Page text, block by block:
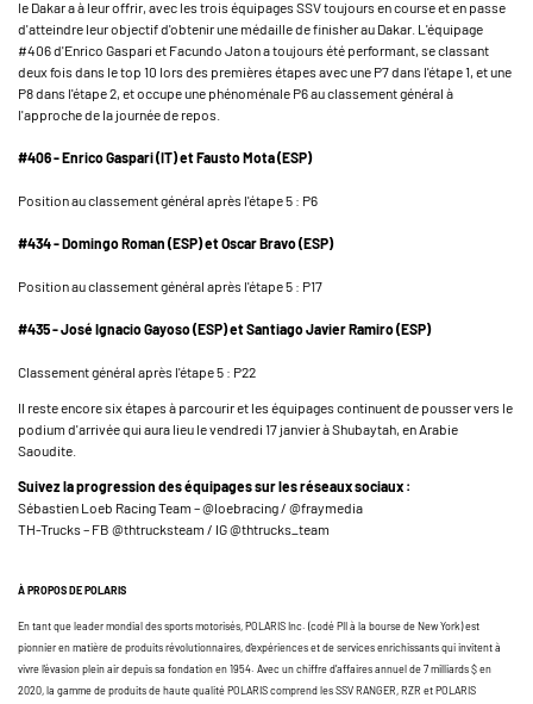
le Dakar a à leur offrir, avec les trois équipages SSV toujours en course et en passe
d'atteindre leur objectif d'obtenir une médaille de finisher au Dakar. L'équipage
#406 d'Enrico Gaspari et Facundo Jaton a toujours été performant, se classant
deux fois dans le top 10 lors des premières étapes avec une P7 dans l'étape 1, et une
P8 dans l'étape 2, et occupe une phénoménale P6 au classement général à
l'approche de la journée de repos.
#406 - Enrico Gaspari (IT) et Fausto Mota (ESP)
Position au classement général après l'étape 5 : P6
#434 - Domingo Roman (ESP) et Oscar Bravo (ESP)
Position au classement général après l'étape 5 : P17
#435 - José Ignacio Gayoso (ESP) et Santiago Javier Ramiro (ESP)
Classement général après l'étape 5 : P22
Il reste encore six étapes à parcourir et les équipages continuent de pousser vers le
podium d'arrivée qui aura lieu le vendredi 17 janvier à Shubaytah, en Arabie
Saoudite.
Suivez la progression des équipages sur les réseaux sociaux :
Sébastien Loeb Racing Team – @loebracing / @fraymedia
TH-Trucks – FB @thtrucksteam / IG @thtrucks_team
À PROPOS DE POLARIS
En tant que leader mondial des sports motorisés, POLARIS Inc. (codé PII à la bourse de New York) est
pionnier en matière de produits révolutionnaires, d’expériences et de services enrichissants qui invitent à
vivre l’évasion plein air depuis sa fondation en 1954. Avec un chiffre d’affaires annuel de 7 milliards $ en
2020, la gamme de produits de haute qualité POLARIS comprend les SSV RANGER, RZR et POLARIS